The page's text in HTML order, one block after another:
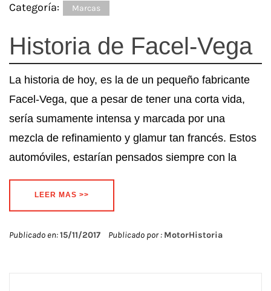
Categoría: Marcas
Historia de Facel-Vega
La historia de hoy, es la de un pequeño fabricante
Facel-Vega, que a pesar de tener una corta vida,
sería sumamente intensa y marcada por una
mezcla de refinamiento y glamur tan francés. Estos
automóviles, estarían pensados siempre con la
LEER MAS >>
Publicado en:15/11/2017 Publicado por : MotorHistoria